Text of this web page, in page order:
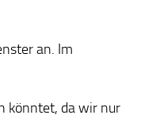
an. Im
könntet, da wir nur